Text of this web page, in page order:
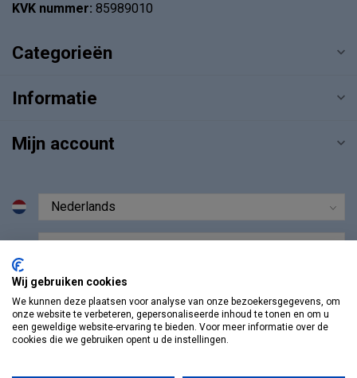
KVK nummer: 85989010
Categorieën
Informatie
Mijn account
Wij gebruiken cookies
We kunnen deze plaatsen voor analyse van onze bezoekersgegevens, om
onze website te verbeteren, gepersonaliseerde inhoud te tonen en om u
een geweldige website-ervaring te bieden. Voor meer informatie over de
cookies die we gebruiken opent u de instellingen.